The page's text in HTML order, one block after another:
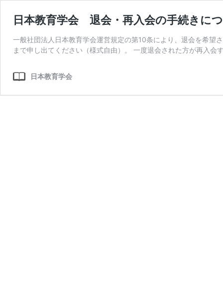
日本教育学会 退会・再入会の手続きに
一般社団法人日本教育学会運営規定の第10条により、退会を希望
まで申し出てください（様式自由）。 一度退会された方が再入
日本教育学会